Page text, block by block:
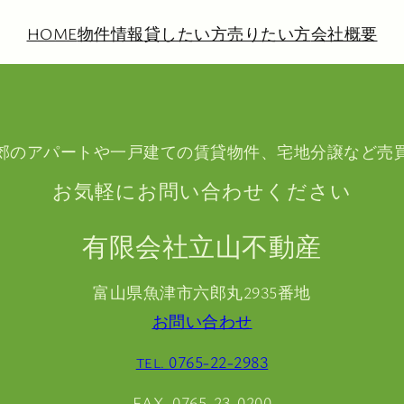
HOME物件情報貸したい方売りたい方会社概要
のアパートや一戸建ての賃貸物件、宅地分譲など売
お気軽にお問い合わせください
有限会社立山不動産
富山県魚津市六郎丸2935番地
お問い合わせ
TEL. 0765-22-2983